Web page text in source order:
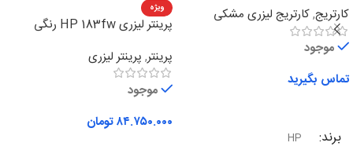
کارتریج,کارتریج لیزری مشکی
موجود
تماس بگیرید
برند HP
ویژه
پرینتر لیزری HP 183fw رنگی
پرینتر, پرینتر لیزری
موجود
۸۴.۷۵۰.۰۰۰تومان